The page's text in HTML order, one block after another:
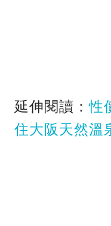
延伸閱讀：性
住大阪天然溫